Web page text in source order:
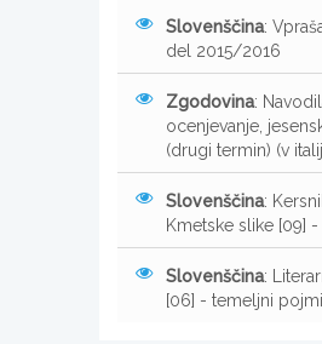
Slovenščina:
del 2015/2016
Zgodovina:
ocenjevanje,
(drugi termin) (v
Slovenščina:
Kmetske slike [09]
Slovenščina:
[06] - temeljni pojmi